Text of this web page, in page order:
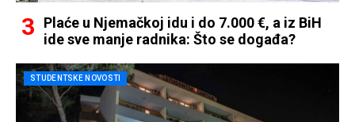
Plaće u Njemačkoj idu i do 7.000 €, a iz BiH
ide sve manje radnika: Što se događa?
STUDENTSKE NOVOSTI